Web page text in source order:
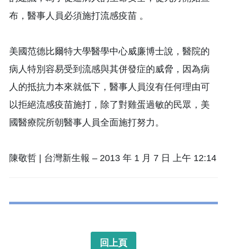
布，醫事人員必須施打流感疫苗 。
美國范德比爾特大學醫學中心威廉博士說，醫院的
病人特別容易受到流感與其併發症的威脅，因為病
人的抵抗力本來就低下，醫事人員沒有任何理由可
以拒絕流感疫苗施打，除了對雞蛋過敏的民眾，美
國醫療院所朝醫事人員全面施打努力。
陳敬哲 | 台灣新生報 – 2013 年 1 月 7 日 上午 12:14
回上頁